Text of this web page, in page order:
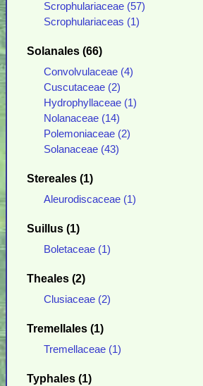
Scrophulariaceae (57)
Scrophulariaceas (1)
Solanales (66)
Convolvulaceae (4)
Cuscutaceae (2)
Hydrophyllaceae (1)
Nolanaceae (14)
Polemoniaceae (2)
Solanaceae (43)
Stereales (1)
Aleurodiscaceae (1)
Suillus (1)
Boletaceae (1)
Theales (2)
Clusiaceae (2)
Tremellales (1)
Tremellaceae (1)
Typhales (1)